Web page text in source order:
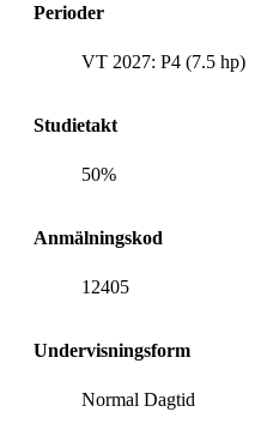
Perioder
VT 2027: P4 (7.5 hp)
Studietakt
50%
Anmälningskod
12405
Undervisningsform
Normal Dagtid